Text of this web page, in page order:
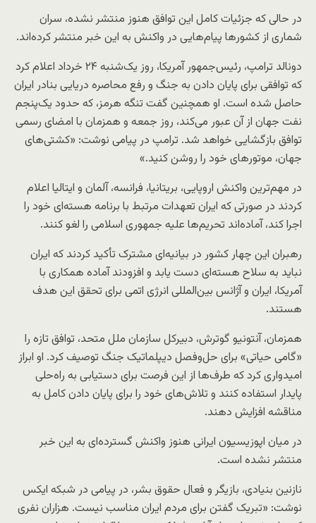
در حالی که جزئیات کامل این توافق هنوز منتشر نشده، سران
شماری از کشورها پیام‌هایی در واکنش به این خبر منتشر کرده‌اند.
دونالد ترامپ، رئیس‌جمهور آمریکا، روز یک‌شنبه ۲۴ خرداد اعلام کرد
که توافقی برای پایان دادن به جنگ و رفع محاصره دریایی بنادر ایران
حاصل شده است. او همچنین گفت تنگه هرمز، که حدود یک‌پنجم
نفت جهان از آن عبور می‌کند، روز جمعه و همزمان با امضای رسمی
توافق بازگشایی خواهد شد. ترامپ در پیامی نوشت: «کشتی‌های
جهان، موتورهای خود را روشن کنید.»
در مهم‌ترین واکنش اروپایی، بریتانیا، فرانسه، آلمان و ایتالیا اعلام
کردند در صورتی که ایران تعهدات مرتبط با برنامه هسته‌ای خود را
اجرا کند، آماده‌اند تحریم‌ها علیه جمهوری اسلامی را لغو کنند.
رهبران این چهار کشور در بیانیه‌ای مشترک تأکید کردند که ایران
نباید به سلاح هسته‌ای دست یابد و افزودند آماده همکاری با
آمریکا، ایران و آژانس بین‌المللی انرژی اتمی برای تحقق این هدف
هستند.
همزمان، آنتونیو گوترش، دبیرکل سازمان ملل متحد، توافق تازه را
«گامی حیاتی» برای حل‌وفصل دیپلماتیک جنگ توصیف کرد. او ابراز
امیدواری کرد که طرف‌ها از این فرصت برای دستیابی به راه‌حلی
پایدار استفاده کنند و تلاش‌های خود را برای پایان دادن کامل به
مناقشه افزایش دهند.
در میان اپوزیسیون ایرانی هنوز واکنش گسترده‌ای به این خبر
منتشر نشده است.
نازنین بنیادی، بازیگر و فعال حقوق بشر، در پیامی در شبکه ایکس
نوشت: «تبریک گفتن برای مردم ایران مناسب نیست. هزاران نفری